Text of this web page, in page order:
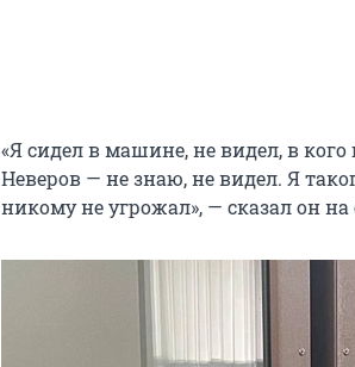
«Я сидел в машине, не видел, в
Неверов — не знаю, не видел. Я
никому не угрожал», — сказал он на